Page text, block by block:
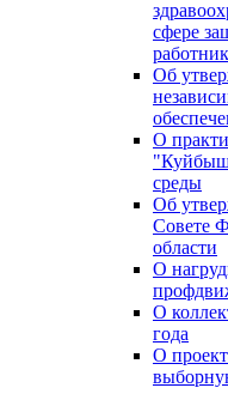
сфере
Об
О
среды
Об
Совете
области
О
О
года
О